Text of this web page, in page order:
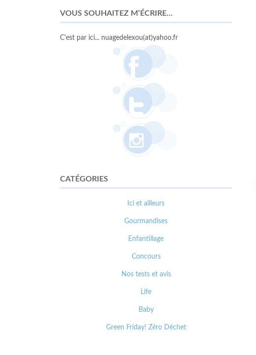
VOUS SOUHAITEZ M’ÉCRIRE…
C'est par ici... nuagedelexou(at)yahoo.fr
CATÉGORIES
Ici et ailleurs
Gourmandises
Enfantillage
Concours
Nos tests et avis
Life
Baby
Green Friday! Zéro Déchet